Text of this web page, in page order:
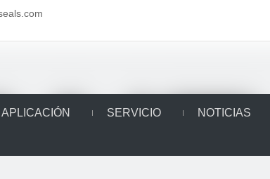
APLICACIÓN SERVICIO NOTICIAS